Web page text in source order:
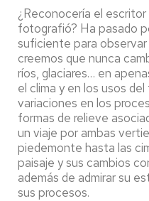
¿Reconocería el
fotografió? Ha pasado
suficiente para observar
creemos que nunca
ríos, glaciares… en
el clima y en los usos
variaciones en los
formas de relieve
un viaje por ambas
piedemonte hasta las
paisaje y sus cambios
además de admirar su
sus procesos.